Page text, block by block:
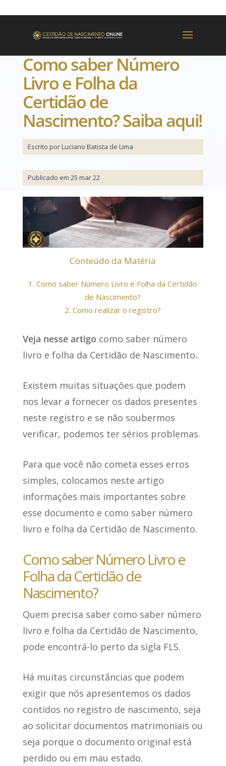
Como saber Número
Livro e Folha da
Certidão de
Nascimento? Saiba aqui!
Escrito por Luciano Batista de Lima
Publicado em 25 mar 22
Conteúdo da Matéria
1. Como saber Número Livro e Folha da Certidão
de Nascimento?
2. Como realizar o registro?
Veja nesse artigo como saber número
livro e folha da Certidão de Nascimento.
Existem muitas situações que podem
nos levar a fornecer os dados presentes
neste registro e se não soubermos
verificar, podemos ter sérios problemas.
Para que você não cometa esses erros
simples, colocamos neste artigo
informações mais importantes sobre
esse documento e como saber número
livro e folha da Certidão de Nascimento.
Como saber Número Livro e
Folha da Certidão de
Nascimento?
Quem precisa saber como saber número
livro e folha da Certidão de Nascimento,
pode encontrá-lo perto da sigla FLS.
Há muitas circunstâncias que podem
exigir que nós apresentemos os dados
contidos no registro de nascimento, seja
ao solicitar documentos matrimoniais ou
seja porque o documento original está
perdido ou em mau estado.